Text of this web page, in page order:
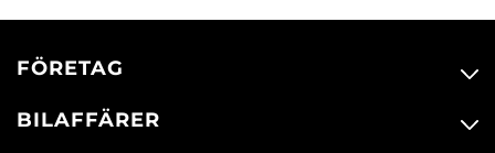
FÖRETAG
BILAFFÄRER